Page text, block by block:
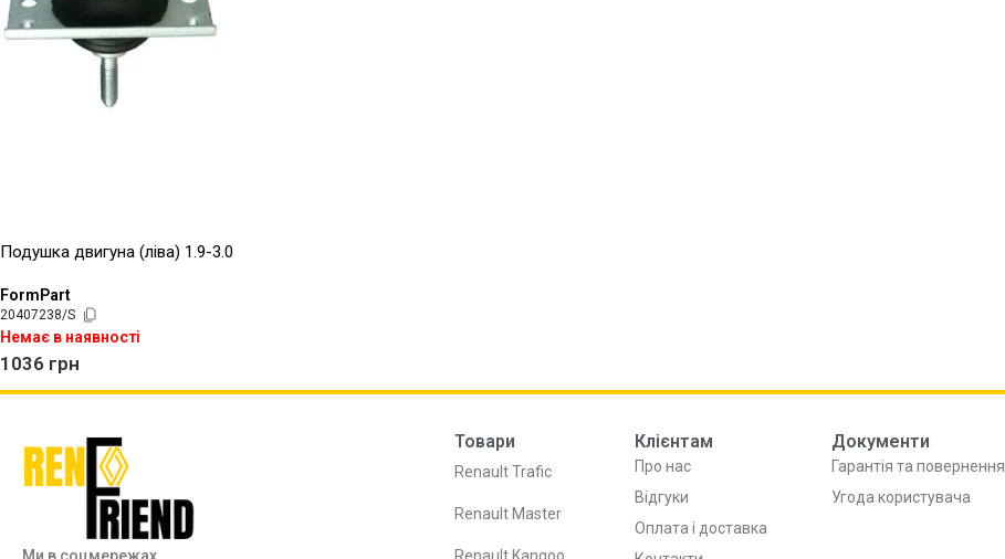
Подушка двигуна (ліва) 1.9-3.0
FormPart
20407238/S
Немає в наявності
1036 грн
Ми в соцмережах
Товари
Renault Trafic
Renault Master
Renault Kangoo
Клієнтам
Про нас
Відгуки
Оплата і доставка
Документи
Гарантія та повернення
Угода користувача